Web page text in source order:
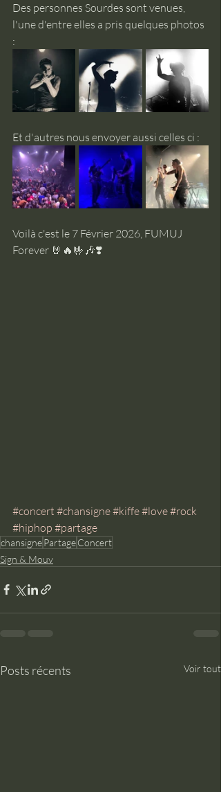
Des personnes Sourdes sont venues,
l'une d'entre elles a pris quelques photos
:
Et d'autres nous envoyer aussi celles ci :
Voilà c'est le 7 Février 2026, FUMUJ
Forever 🤘🔥🤟🎶❣️
#concert #chansigne#kiffe#love#rock
#hiphop #partage
chansignePartageConcert
Sign & Mouv
Posts récents Voir tout